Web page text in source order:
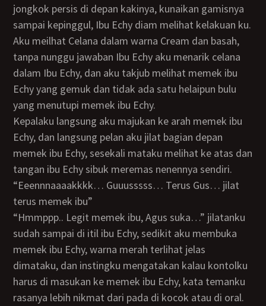
jongkok persis di depan kakinya, kunaikan gamisnya
sampai kepinggul, Ibu Echy diam melihat kelakuan ku.
Aku meilhat Celana dalam warna Cream dan basah,
tanpa nunggu jawaban Ibu Echy aku menarik celana
dalam Ibu Echy, dan aku takjub melihat memek ibu
Echy yang gemuk dan tidak ada satu helaipun bulu
yang menutupi memek ibu Echy.
Kepalaku langsung aku majukan ke arah memek ibu
Echy, dan langsung pelan aku jilat bagian depan
memek ibu Echy, sesekali mataku melihat ke atas dan
tangan ibu Echy sibuk meremas nenennya sendiri.
“Eeennnaaaakkkk… Guuusssss… Terus Gus… jilat
terus memek ibu”
“Hmmppp.. Legit memek ibu, Agus suka…” jilatanku
sudah sampai di itil ibu Echy, sedikit aku membuka
memek ibu Echy, warna merah terlihat jelas
dimataku, dan instingku mengatakan kalau kontolku
harus di masukan ke memek ibu Echy, kata temanku
rasanya lebih nikmat dari pada di kocok atau di oral.